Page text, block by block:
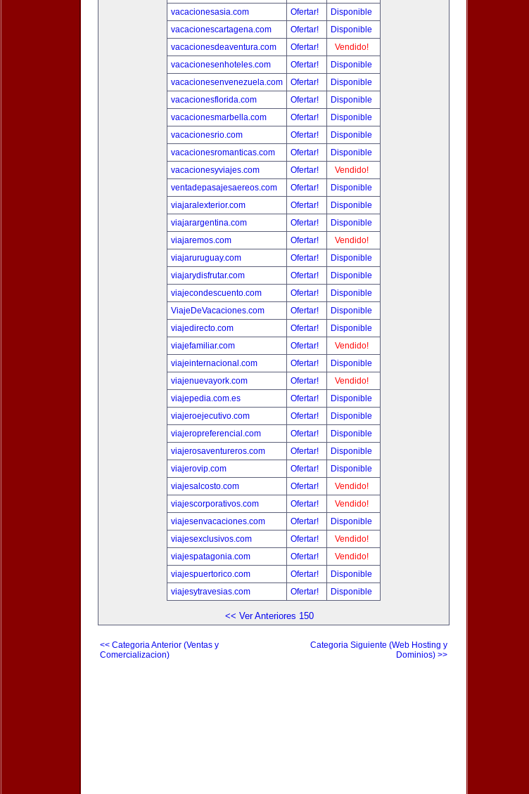
vacacionesasia.com
Ofertar!
Disponible
vacacionescartagena.com
Ofertar!
Disponible
vacacionesdeaventura.com
Ofertar!
Vendido!
vacacionesenhoteles.com
Ofertar!
Disponible
vacacionesenvenezuela.com
Ofertar!
Disponible
vacacionesflorida.com
Ofertar!
Disponible
vacacionesmarbella.com
Ofertar!
Disponible
vacacionesrio.com
Ofertar!
Disponible
vacacionesromanticas.com
Ofertar!
Disponible
vacacionesyviajes.com
Ofertar!
Vendido!
ventadepasajesaereos.com
Ofertar!
Disponible
viajaralexterior.com
Ofertar!
Disponible
viajarargentina.com
Ofertar!
Disponible
viajaremos.com
Ofertar!
Vendido!
viajaruruguay.com
Ofertar!
Disponible
viajarydisfrutar.com
Ofertar!
Disponible
viajecondescuento.com
Ofertar!
Disponible
ViajeDeVacaciones.com
Ofertar!
Disponible
viajedirecto.com
Ofertar!
Disponible
viajefamiliar.com
Ofertar!
Vendido!
viajeinternacional.com
Ofertar!
Disponible
viajenuevayork.com
Ofertar!
Vendido!
viajepedia.com.es
Ofertar!
Disponible
viajeroejecutivo.com
Ofertar!
Disponible
viajeropreferencial.com
Ofertar!
Disponible
viajerosaventureros.com
Ofertar!
Disponible
viajerovip.com
Ofertar!
Disponible
viajesalcosto.com
Ofertar!
Vendido!
viajescorporativos.com
Ofertar!
Vendido!
viajesenvacaciones.com
Ofertar!
Disponible
viajesexclusivos.com
Ofertar!
Vendido!
viajespatagonia.com
Ofertar!
Vendido!
viajespuertorico.com
Ofertar!
Disponible
viajesytravesias.com
Ofertar! Disponible
<< Ver Anteriores 150
<< Categoria Anterior (Ventas y
Comercializacion)
Categoria Siguiente (Web Hosting y
Dominios) >>